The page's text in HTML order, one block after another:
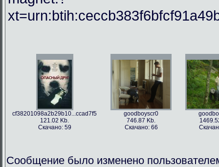
cf38201098a2b29b10...ccad7f5
121.02 Kb.
Скачано: 59
goodboyscr0
746.87 Kb.
Скачано: 66
Сообщение было изменено